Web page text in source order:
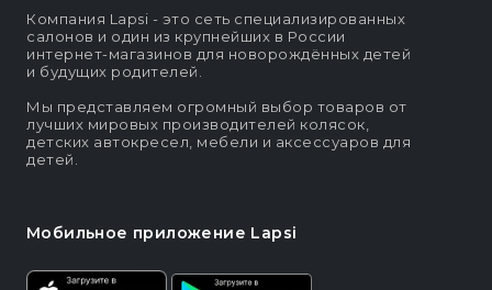
Компания Lapsi - это сеть специализированных
салонов и один из крупнейших в России
интернет-магазинов для новорождённых детей
и будущих родителей.
Мы представляем огромный выбор товаров от
лучших мировых производителей колясок,
детских автокресел, мебели и аксессуаров для
детей.
Мобильное приложение Lapsi